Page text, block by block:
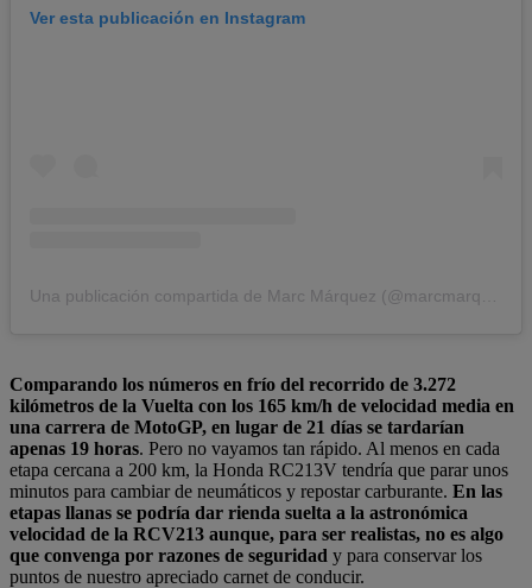
Ver esta publicación en Instagram
Comparando los números en frío del recorrido de 3.272
kilómetros de la Vuelta con los 165 km/h de velocidad media en
una carrera de MotoGP, en lugar de 21 días se tardarían
apenas 19 horas. Pero no vayamos tan rápido. Al menos en cada
etapa cercana a 200 km, la Honda RC213V tendría que parar unos
minutos para cambiar de neumáticos y repostar carburante. En las
etapas llanas se podría dar rienda suelta a la astronómica
velocidad de la RCV213 aunque, para ser realistas, no es algo
que convenga por razones de seguridad y para conservar los
puntos de nuestro apreciado carnet de conducir.